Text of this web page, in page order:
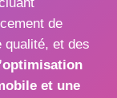
de
qualité, et des
et une